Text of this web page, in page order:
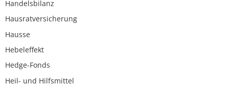
Handelsbilanz
Hausratversicherung
Hausse
Hebeleffekt
Hedge-Fonds
Heil- und Hilfsmittel